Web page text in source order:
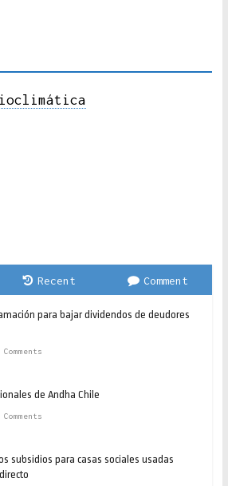
Recent Comment
para bajar dividendos de deudores
Comments
de Andha Chile
subsidios para casas sociales usadas